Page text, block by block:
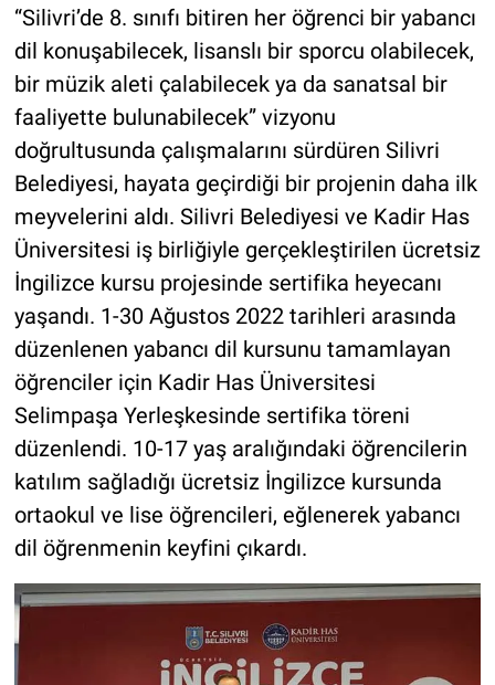
“Silivri’de 8. sınıfı bitiren her öğrenci bir yabancı
dil konuşabilecek, lisanslı bir sporcu olabilecek,
bir müzik aleti çalabilecek ya da sanatsal bir
faaliyette bulunabilecek” vizyonu
doğrultusunda çalışmalarını sürdüren Silivri
Belediyesi, hayata geçirdiği bir projenin daha ilk
meyvelerini aldı. Silivri Belediyesi ve Kadir Has
Üniversitesi iş birliğiyle gerçekleştirilen ücretsiz
İngilizce kursu projesinde sertifika heyecanı
yaşandı. 1-30 Ağustos 2022 tarihleri arasında
düzenlenen yabancı dil kursunu tamamlayan
öğrenciler için Kadir Has Üniversitesi
Selimpaşa Yerleşkesinde sertifika töreni
düzenlendi. 10-17 yaş aralığındaki öğrencilerin
katılım sağladığı ücretsiz İngilizce kursunda
ortaokul ve lise öğrencileri, eğlenerek yabancı
dil öğrenmenin keyfini çıkardı.